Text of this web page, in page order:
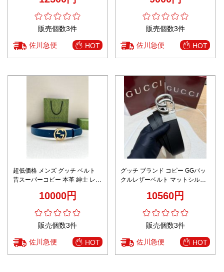
販売個数3件
佐川急便 HOT
販売個数3件
佐川急便 HOT
超低価格 メンズ グッチ ベルト
昔スーパーコピー 本革 紳士 レザ
ンプル ブルー10000円
販売個数3件
佐川急便 HOT
グッチ ブランド コピー GGバッ
クルレザーベルト マットシルバ
10560円
販売個数3件
佐川急便 HOT